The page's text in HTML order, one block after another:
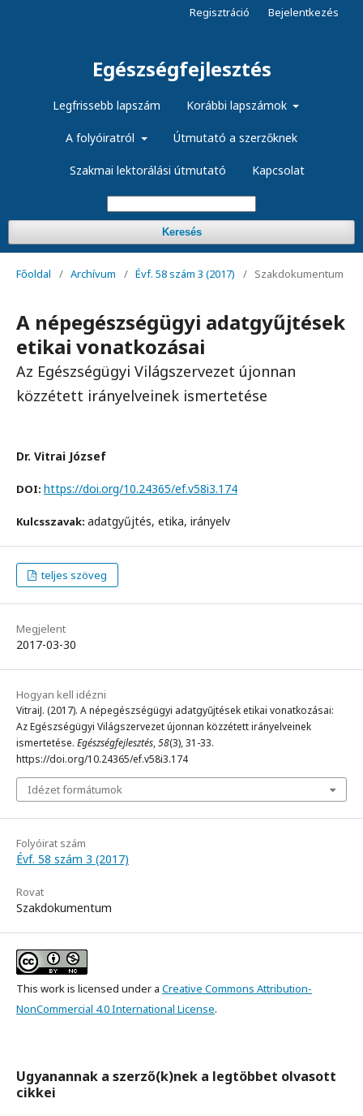
Egészségfejlesztés
Legfrissebb lapszám Korábbi lapszámok
A folyóiratról Útmutató a szerzőknek
Szakmai lektorálási útmutató Kapcsolat
Keresés
Regisztráció Bejelentkezés
Főoldal / Archívum / Évf. 58 szám 3 (2017) / Szakdokumentum
A népegészségügyi adatgyűjtések
etikai vonatkozásai
Az Egészségügyi Világszervezet újonnan
közzétett irányelveinek ismertetése
Dr. Vitrai József
DOI: https://doi.org/10.24365/ef.v58i3.174
Kulcsszavak: adatgyűjtés, etika, irányelv
teljes szöveg
Megjelent
2017-03-30
Hogyan kell idézni
VitraiJ. (2017). A népegészségügyi adatgyűjtések etikai vonatkozásai:
Az Egészségügyi Világszervezet újonnan közzétett irányelveinek
ismertetése. Egészségfejlesztés,58(3), 31-33.
https://doi.org/10.24365/ef.v58i3.174
Idézet formátumok
Folyóirat szám
Évf. 58 szám 3 (2017)
Rovat
Szakdokumentum
This work is licensed under a Creative Commons Attribution-
NonCommercial 4.0 International License.
Ugyanannak a szerző(k)nek a legtöbbet olvasott
cikkei